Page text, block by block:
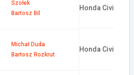
Szołek
Bartosz Bil
Honda Civic
Michał Duda
Bartosz Rozkrut
Honda Civic